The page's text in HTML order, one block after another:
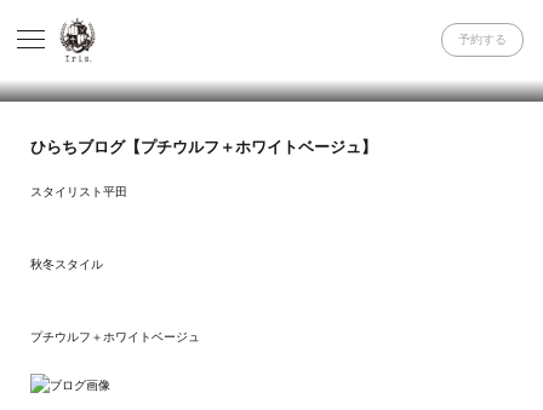
予約する
ひらちブログ【プチウルフ＋ホワイトベージュ】
スタイリスト平田
秋冬スタイル
プチウルフ＋ホワイトベージュ